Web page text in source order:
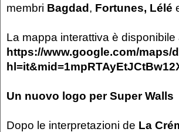
membri Bagdad, Fortunes, Lélé
La mappa interattiva è disponibile
https://www.google.com/maps/
Un nuovo logo per Super Walls
Dopo le interpretazioni de La